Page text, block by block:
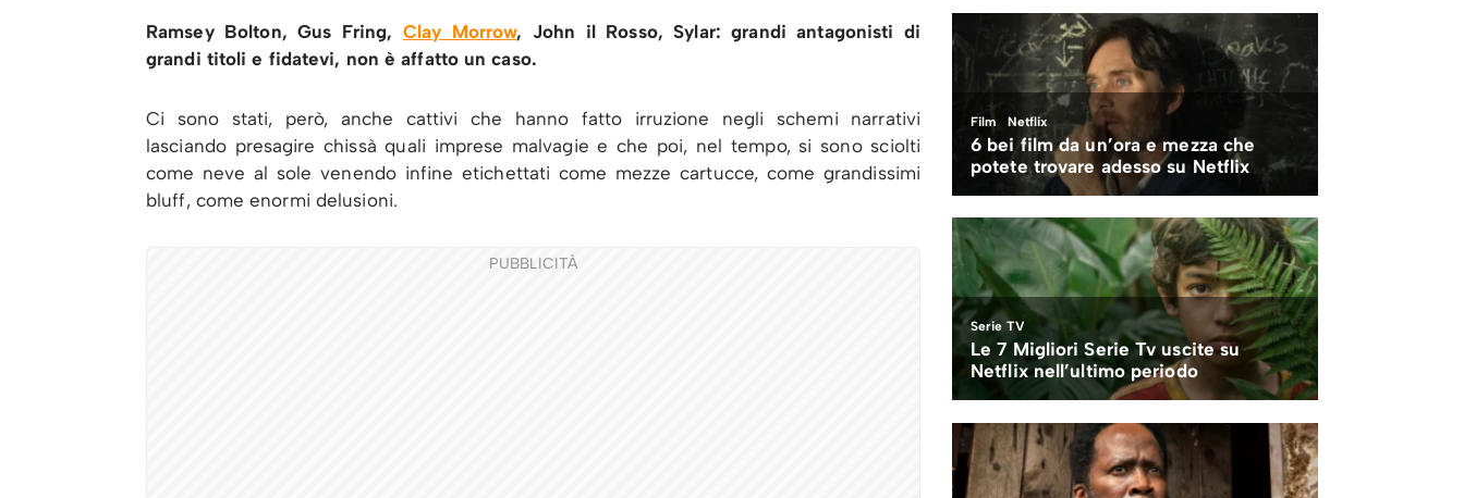
Ramsey Bolton, Gus Fring, Clay Morrow, John il Rosso, Sylar: grandi antagonisti di
grandi titoli e fidatevi, non è affatto un caso.
Ci sono stati, però, anche cattivi che hanno fatto irruzione negli schemi narrativi
lasciando presagire chissà quali imprese malvagie e che poi, nel tempo, si sono sciolti
come neve al sole venendo infine etichettati come mezze cartucce, come grandissimi
bluff, come enormi delusioni.
PUBBLICITÀ